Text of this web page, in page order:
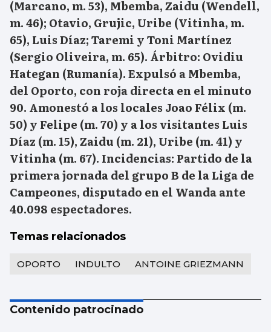
(Marcano, m. 53), Mbemba, Zaidu (Wendell,
m. 46); Otavio, Grujic, Uribe (Vitinha, m.
65), Luis Díaz; Taremi y Toni Martínez
(Sergio Oliveira, m. 65). Árbitro: Ovidiu
Hategan (Rumanía). Expulsó a Mbemba,
del Oporto, con roja directa en el minuto
90. Amonestó a los locales Joao Félix (m.
50) y Felipe (m. 70) y a los visitantes Luis
Díaz (m. 15), Zaidu (m. 21), Uribe (m. 41) y
Vitinha (m. 67). Incidencias: Partido de la
primera jornada del grupo B de la Liga de
Campeones, disputado en el Wanda ante
40.098 espectadores.
Temas relacionados
OPORTO INDULTO ANTOINE GRIEZMANN
Contenido patrocinado